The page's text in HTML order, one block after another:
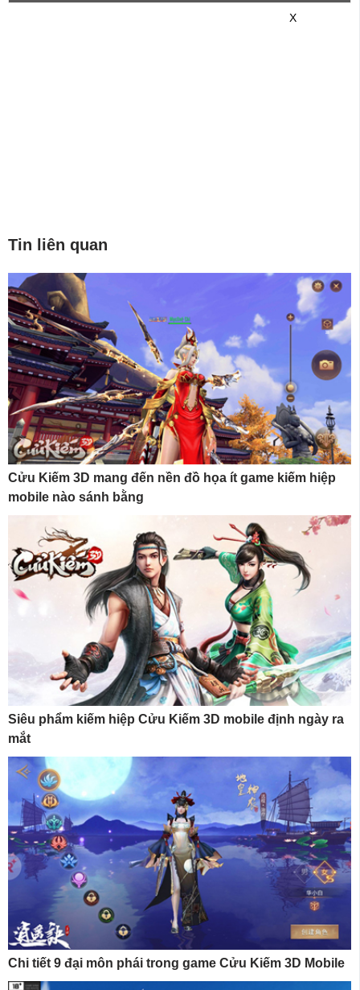
X
Tin liên quan
Cửu Kiếm 3D mang đến nền đồ họa ít game kiếm hiệp
mobile nào sánh bằng
Siêu phẩm kiếm hiệp Cửu Kiếm 3D mobile định ngày ra
mắt
Chi tiết 9 đại môn phái trong game Cửu Kiếm 3D Mobile